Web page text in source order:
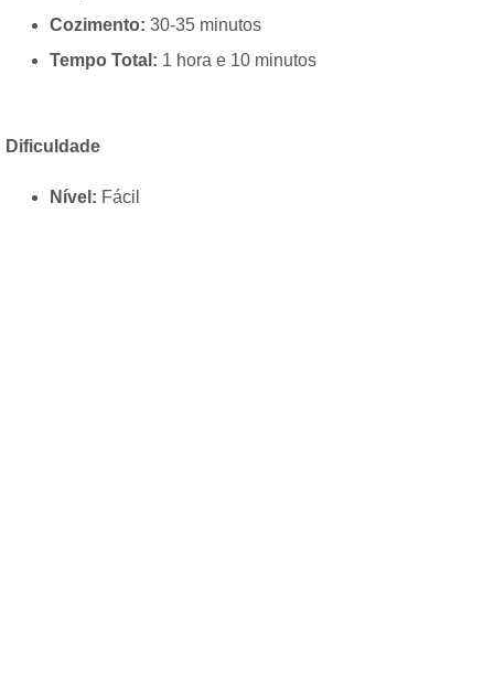
Cozimento: 30-35 minutos
Tempo Total: 1 hora e 10 minutos
Dificuldade
Nível: Fácil